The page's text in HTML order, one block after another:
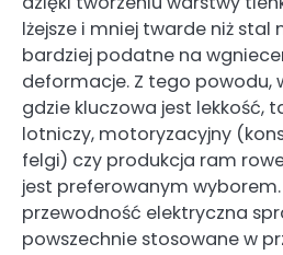
lżejsze i mniej twarde niż stal
bardziej podatne na
deformacje. Z tego powodu,
gdzie kluczowa jest lekkość,
lotniczy, motoryzacyjny
felgi) czy produkcja ram
jest preferowanym
przewodność elektryczna
powszechnie stosowane w